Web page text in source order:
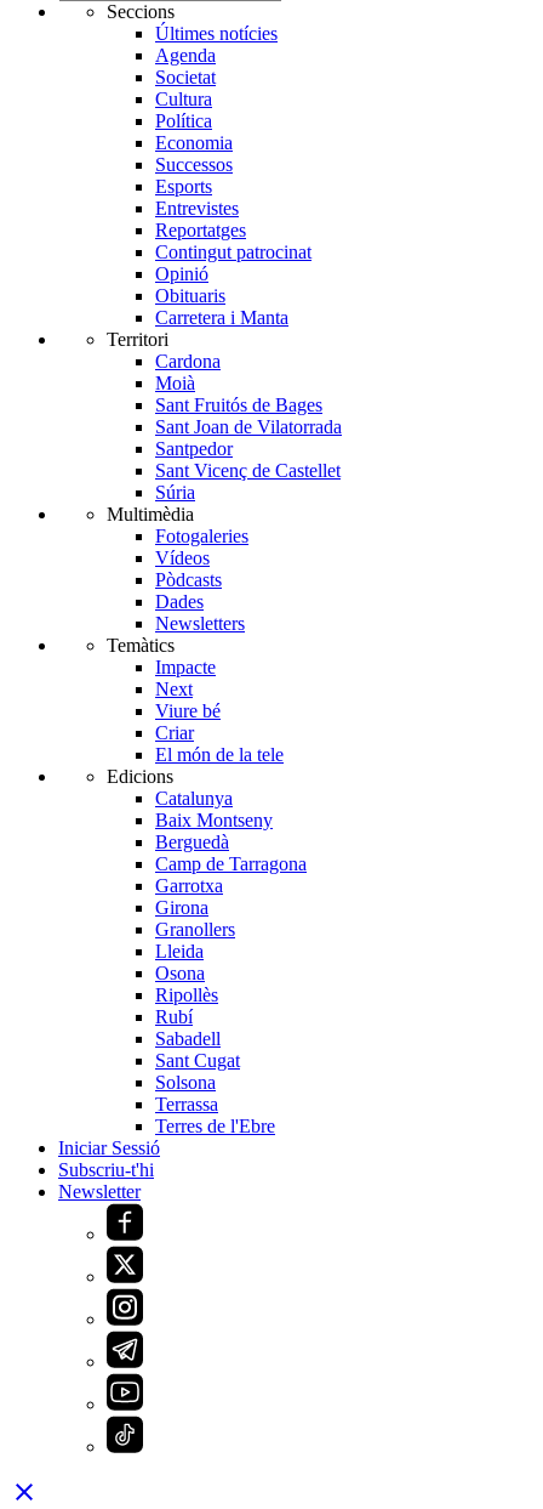
Seccions
Últimes notícies
Agenda
Societat
Cultura
Política
Economia
Successos
Esports
Entrevistes
Reportatges
Contingut patrocinat
Opinió
Obituaris
Carretera i Manta
Territori
Cardona
Moià
Sant Fruitós de Bages
Sant Joan de Vilatorrada
Santpedor
Sant Vicenç de Castellet
Súria
Multimèdia
Fotogaleries
Vídeos
Pòdcasts
Dades
Newsletters
Temàtics
Impacte
Next
Viure bé
Criar
El món de la tele
Edicions
Catalunya
Baix Montseny
Berguedà
Camp de Tarragona
Garrotxa
Girona
Granollers
Lleida
Osona
Ripollès
Rubí
Sabadell
Sant Cugat
Solsona
Terrassa
Terres de l'Ebre
Iniciar Sessió
Subscriu-t'hi
Newsletter
close